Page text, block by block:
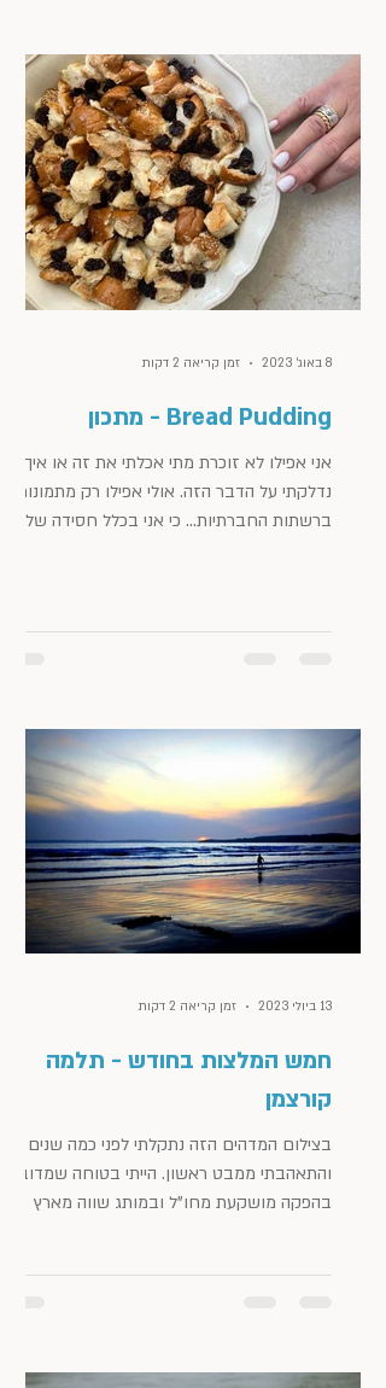
Bread Pudding - מתכון
אני אפילו לא זוכרת מתי אכלתי את זה או איך
נדלקתי על הדבר הזה. אולי אפילו רק מתמונות
ברשתות החברתיות… כי אני בכלל חסידה של
8 באוג׳ 2023 זמן קריאה 2 דקות
חמש המלצות בחודש - תלמה
קורצמן
בצילום המדהים הזה נתקלתי לפני כמה שנים
והתאהבתי ממבט ראשון. הייתי בטוחה שמדובר
בהפקה מושקעת מחו"ל ובמותג שווה מארץ
13 ביולי 2023 זמן קריאה 2 דקות